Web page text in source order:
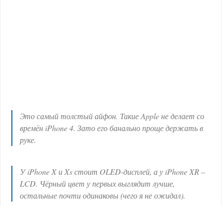
Это самый толстый айфон. Такие Apple не делает со
времён iPhone 4. Зато его банально проще держать в
руке.
У iPhone X и Xs стоит OLED-дисплей, а у iPhone XR –
LCD. Чёрный цвет у первых выглядит лучше,
остальные почти одинаковы (чего я не ожидал).